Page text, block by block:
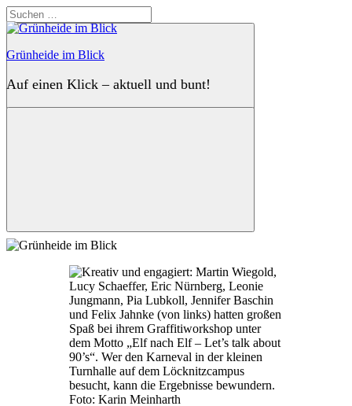
Zum
Inhalt
Grünheide im Blick
Auf einen Klick – aktuell und bunt!
Suchen
nach: